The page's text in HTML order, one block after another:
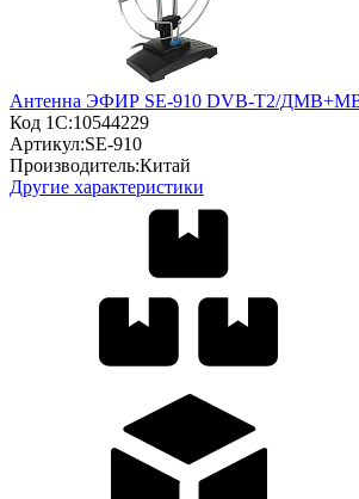
Антенна ЭФИР SE-910 DVB-T2/
Код 1С:10544229
Артикул:SE-910
Производитель:Китай
Другие характеристики